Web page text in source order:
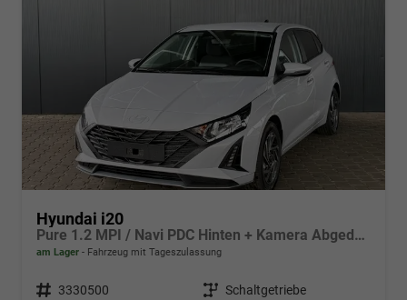
Hyundai i20
Pure 1.2 MPI / Navi PDC Hinten + Kamera Abgedunkelte Scheiben Tempomat Alu 16"
am Lager Fahrzeug mit Tageszulassung
Fahrzeugnr. 3330500 Getriebe Schaltgetriebe